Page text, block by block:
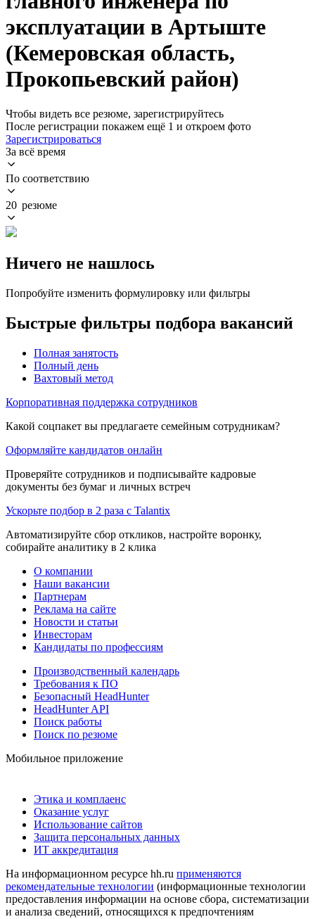
эксплуатации в Артыште
(Кемеровская область,
Прокопьевский район)
Чтобы видеть все резюме, зарегистрируйтесь
После регистрации покажем ещё 1 и откроем фото
Зарегистрироваться
За всё время
По соответствию
20 резюме
Ничего не нашлось
Попробуйте изменить формулировку или фильтры
Быстрые фильтры подбора вакансий
Полная занятость
Полный день
Вахтовый метод
Корпоративная поддержка сотрудников
Какой соцпакет вы предлагаете семейным сотрудникам?
Оформляйте кандидатов онлайн
Проверяйте сотрудников и подписывайте кадровые
документы без бумаг и личных встреч
Ускорьте подбор в 2 раза с Talantix
Автоматизируйте сбор откликов, настройте воронку,
собирайте аналитику в 2 клика
О компании
Наши вакансии
Партнерам
Реклама на сайте
Новости и статьи
Инвесторам
Кандидаты по профессиям
Производственный календарь
Требования к ПО
Безопасный HeadHunter
HeadHunter API
Поиск работы
Поиск по резюме
Мобильное приложение
Этика и комплаенс
Оказание услуг
Использование сайтов
Защита персональных данных
ИТ аккредитация
На информационном ресурсе hh.ru применяются
рекомендательные технологии (информационные технологии
предоставления информации на основе сбора, систематизации
и анализа сведений, относящихся к предпочтениям